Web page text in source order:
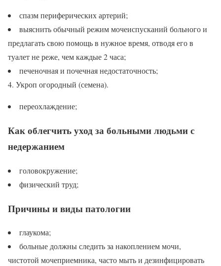
спазм периферических артерий;
выяснить обычный режим мочеиспусканий больного и
предлагать свою помощь в нужное время, отводя его в
туалет не реже, чем каждые 2 часа;
печеночная и почечная недостаточность;
4. Укроп огородный (семена).
переохлаждение;
Как облегчить уход за больными людьми с
недержанием
головокружение;
физический труд;
Причины и виды патологии
глаукома;
больные должны следить за накоплением мочи,
чистотой мочеприемника, часто мыть и дезинфицировать